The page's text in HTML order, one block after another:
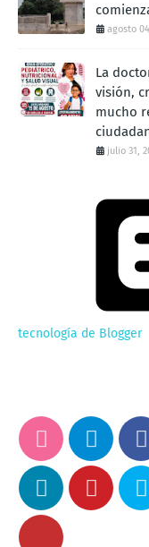
agosto
La
visión,
mucho
julio 31,
tecnología de Blogger